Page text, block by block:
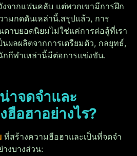
จากแฟนคลับ แต่พวกเขามีการฝึก
ามกดดันเหล่านี้.สรุปแล้ว, การ
าบยอดนิยมไม่ใช่แค่การต่อสู้ที่เรา
ผลผลิตจากการเตรียมตัว, กลยุทธ์,
กีฬาเหล่านี้มีต่อการแข่งขัน.
าจดจำและ
ฮือฮาอย่างไร?
ที่สร้างความฮือฮาและเป็นที่จดจำ
งบางส่วน: